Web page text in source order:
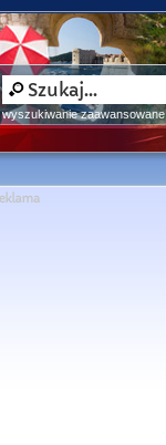
wyszukiwanie zaawansowane